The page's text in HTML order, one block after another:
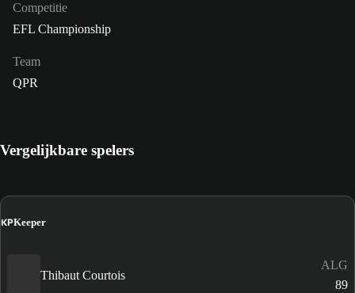
Competitie
EFL Championship
Team
QPR
Vergelijkbare spelers
KPKeeper
Thibaut Courtois
ALG
89